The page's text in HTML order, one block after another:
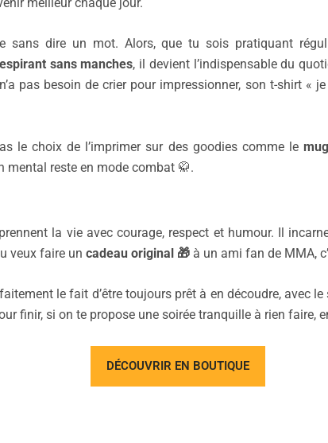
sans dire un mot. Alors, que tu sois pratiquant
sans manches, il devient l’indispensable du
pas besoin de crier pour impressionner, son t-shirt «
le choix de l’imprimer sur des goodies comme le
mental reste en mode combat 🥋.
la vie avec courage, respect et humour. Il
veux faire un cadeau original 🎁 à un ami fan de MMA,
le fait d’être toujours prêt à en découdre, avec
finir, si on te propose une soirée tranquille à rien faire,
DÉCOUVRIR EN BOUTIQUE